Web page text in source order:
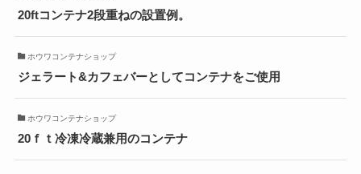
20ftコンテナ2段重ねの設置例。
ホウワコンテナショップ
ジェラート&カフェバーとしてコンテナをご使用
ホウワコンテナショップ
20ｆｔ冷凍冷蔵兼用のコンテナ